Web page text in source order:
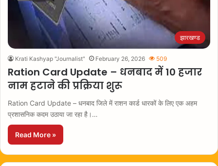
झारखण्ड
Krati Kashyap "Journalist" February 26, 2026 509
Ration Card Update – धनबाद में 10 हजार
नाम हटाने की प्रक्रिया शुरू
Ration Card Update – धनबाद जिले में राशन कार्ड धारकों के लिए एक अहम
प्रशासनिक कदम उठाया जा रहा है।…
Read More »